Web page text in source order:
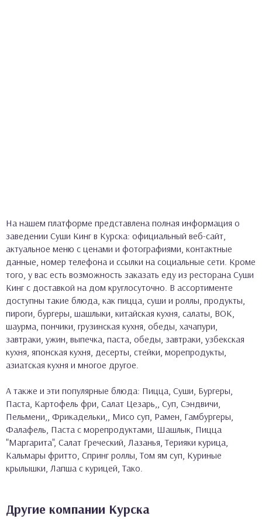
На нашем платформе представлена полная информация о
заведении Суши Кинг в Курска: официальный веб-сайт,
актуальное меню с ценами и фотографиями, контактные
данные, номер телефона и ссылки на социальные сети. Кроме
того, у вас есть возможность заказать еду из ресторана Суши
Кинг с доставкой на дом круглосуточно. В ассортименте
доступны такие блюда, как пицца, суши и роллы, продукты,
пироги, бургеры, шашлыки, китайская кухня, салаты, ВОК,
шаурма, пончики, грузинская кухня, обеды, хачапури,
завтраки, ужин, выпечка, паста, обеды, завтраки, узбекская
кухня, японская кухня, десерты, стейки, морепродукты,
азиатская кухня и многое другое.
А также и эти популярные блюда: Пицца, Суши, Бургеры,
Паста, Картофель фри, Салат Цезарь,, Суп, Сэндвичи,
Пельмени,, Фрикадельки,, Мисо суп, Рамен, Гамбургеры,
Фалафель, Паста с морепродуктами, Шашлык, Пицца
"Маргарита", Салат Греческий, Лазанья, Терияки курица,
Кальмары фритто, Спринг роллы, Том ям суп, Куриные
крылышки, Лапша с курицей, Тако.
Другие компании Курска